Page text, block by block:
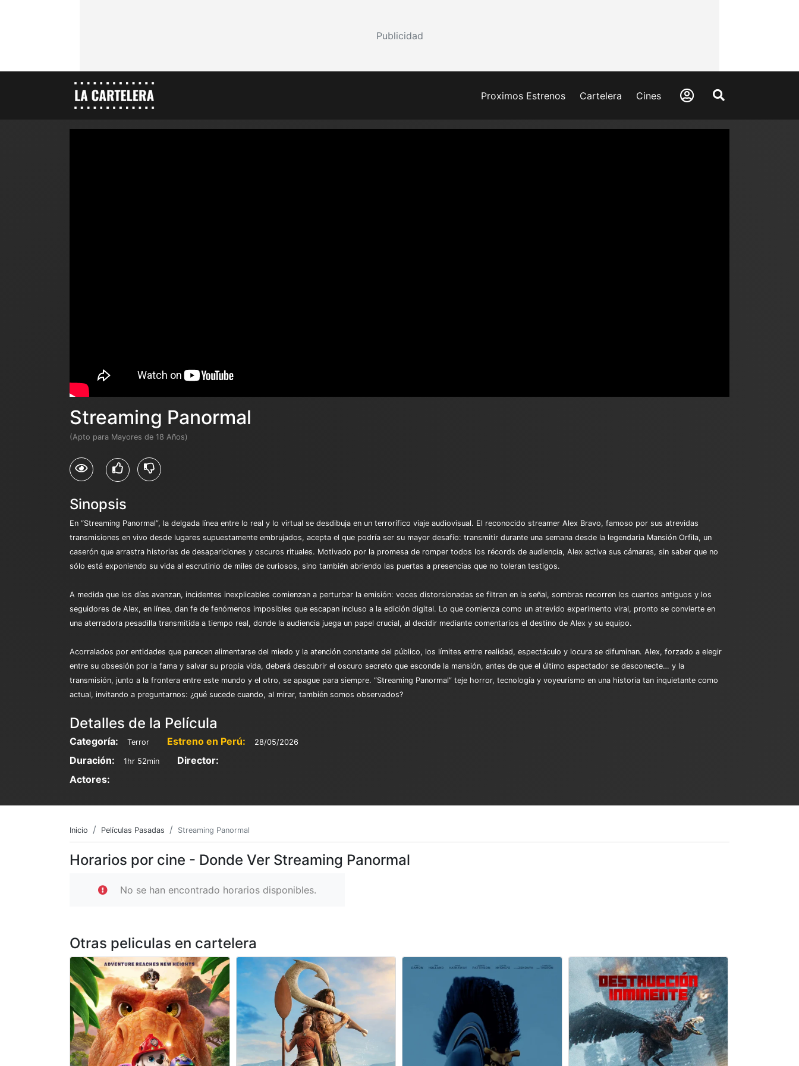
Publicidad
Proximos Estrenos Cartelera Cines
Streaming Panormal
(Apto para Mayores de 18 Años)
Sinopsis
En “Streaming Panormal”, la delgada línea entre lo real y lo virtual se desdibuja en un terrorífico viaje audiovisual. El reconocido streamer Alex Bravo, famoso por sus atrevidas
transmisiones en vivo desde lugares supuestamente embrujados, acepta el que podría ser su mayor desafío: transmitir durante una semana desde la legendaria Mansión Orfila, un
caserón que arrastra historias de desapariciones y oscuros rituales. Motivado por la promesa de romper todos los récords de audiencia, Alex activa sus cámaras, sin saber que no
sólo está exponiendo su vida al escrutinio de miles de curiosos, sino también abriendo las puertas a presencias que no toleran testigos.
A medida que los días avanzan, incidentes inexplicables comienzan a perturbar la emisión: voces distorsionadas se filtran en la señal, sombras recorren los cuartos antiguos y los
seguidores de Alex, en línea, dan fe de fenómenos imposibles que escapan incluso a la edición digital. Lo que comienza como un atrevido experimento viral, pronto se convierte en
una aterradora pesadilla transmitida a tiempo real, donde la audiencia juega un papel crucial, al decidir mediante comentarios el destino de Alex y su equipo.
Acorralados por entidades que parecen alimentarse del miedo y la atención constante del público, los límites entre realidad, espectáculo y locura se difuminan. Alex, forzado a elegir
entre su obsesión por la fama y salvar su propia vida, deberá descubrir el oscuro secreto que esconde la mansión, antes de que el último espectador se desconecte… y la
transmisión, junto a la frontera entre este mundo y el otro, se apague para siempre. “Streaming Panormal” teje horror, tecnología y voyeurismo en una historia tan inquietante como
actual, invitando a preguntarnos: ¿qué sucede cuando, al mirar, también somos observados?
Detalles de la Película
Categoría: Terror Estreno en Perú: 28/05/2026
Duración: 1hr 52min
Director:
Actores:
Inicio Películas Pasadas Streaming Panormal
Horarios por cine - Donde Ver Streaming Panormal
No se han encontrado horarios disponibles.
Otras peliculas en cartelera